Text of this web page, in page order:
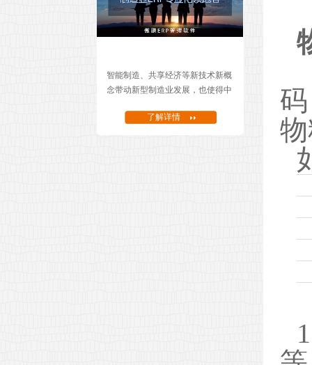
智能制造、共享经济等新技术新概
念带动新型制造业发展，也使得中
智能制造转型，我们可以通过哪些
了解详情